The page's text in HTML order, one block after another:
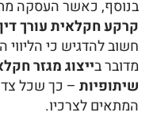
בנוסף, כאשר העסקה
קרקע חקלאית עורך דין
חשוב להדגיש כי
מדובר בייצוג מגזר
שיתופיות– כך שכל צד
המתאים לצרכיו.